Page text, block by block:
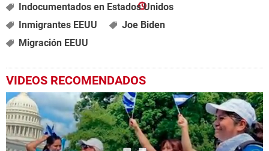
Indocumentados en Estados Unidos
Inmigrantes EEUU
Joe Biden
Migración EEUU
VIDEOS RECOMENDADOS